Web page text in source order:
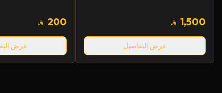
1,500
عرض التفاصيل
200
عرض